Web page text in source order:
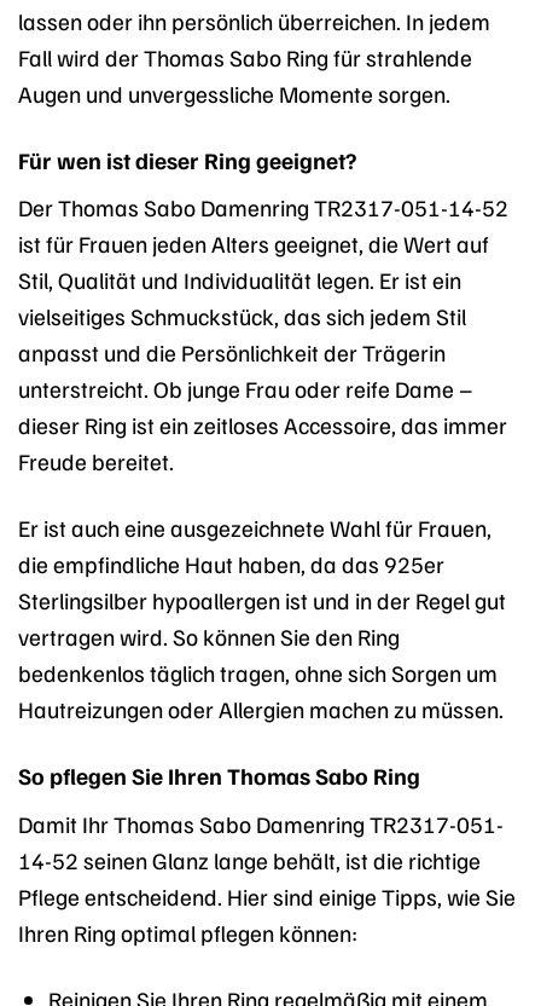
lassen oder ihn persönlich überreichen. In jedem
Fall wird der Thomas Sabo Ring für strahlende
Augen und unvergessliche Momente sorgen.
Für wen ist dieser Ring geeignet?
Der Thomas Sabo Damenring TR2317-051-14-52
ist für Frauen jeden Alters geeignet, die Wert auf
Stil, Qualität und Individualität legen. Er ist ein
vielseitiges Schmuckstück, das sich jedem Stil
anpasst und die Persönlichkeit der Trägerin
unterstreicht. Ob junge Frau oder reife Dame –
dieser Ring ist ein zeitloses Accessoire, das immer
Freude bereitet.
Er ist auch eine ausgezeichnete Wahl für Frauen,
die empfindliche Haut haben, da das 925er
Sterlingsilber hypoallergen ist und in der Regel gut
vertragen wird. So können Sie den Ring
bedenkenlos täglich tragen, ohne sich Sorgen um
Hautreizungen oder Allergien machen zu müssen.
So pflegen Sie Ihren Thomas Sabo Ring
Damit Ihr Thomas Sabo Damenring TR2317-051-
14-52 seinen Glanz lange behält, ist die richtige
Pflege entscheidend. Hier sind einige Tipps, wie Sie
Ihren Ring optimal pflegen können:
Reinigen Sie Ihren Ring regelmäßig mit einem